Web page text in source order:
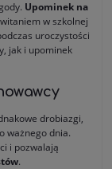
Upominek na
w szkolnej
uroczystości
jak i upominek
drobiazgi,
ważnego dnia.
i pozwalają
.